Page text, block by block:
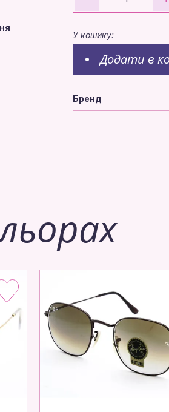
У кошику:
Додати в
Бренд